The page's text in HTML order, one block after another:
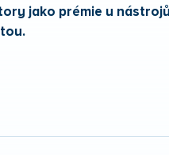
jako prémie u